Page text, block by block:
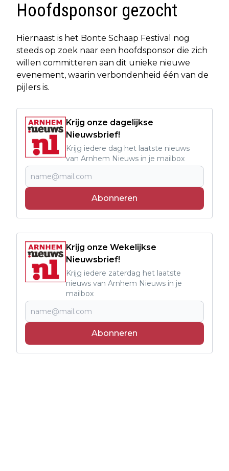
Hoofdsponsor gezocht
Hiernaast is het Bonte Schaap Festival nog
steeds op zoek naar een hoofdsponsor die zich
willen committeren aan dit unieke nieuwe
evenement, waarin verbondenheid één van de
pijlers is.
Krijg onze dagelijkse
Nieuwsbrief!
Krijg iedere dag het laatste nieuws
van Arnhem Nieuws in je mailbox
Abonneren
Krijg onze Wekelijkse
Nieuwsbrief!
Krijg iedere zaterdag het laatste
nieuws van Arnhem Nieuws in je
mailbox
Abonneren